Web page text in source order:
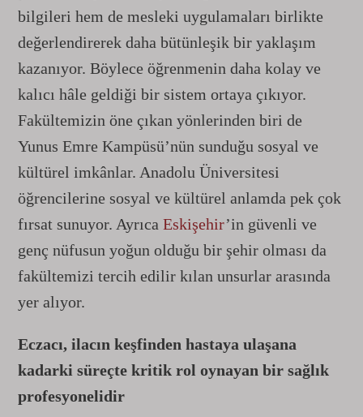
bilgileri hem de mesleki uygulamaları birlikte
değerlendirerek daha bütünleşik bir yaklaşım
kazanıyor. Böylece öğrenmenin daha kolay ve
kalıcı hâle geldiği bir sistem ortaya çıkıyor.
Fakültemizin öne çıkan yönlerinden biri de
Yunus Emre Kampüsü’nün sunduğu sosyal ve
kültürel imkânlar. Anadolu Üniversitesi
öğrencilerine sosyal ve kültürel anlamda pek çok
fırsat sunuyor. Ayrıca Eskişehir’in güvenli ve
genç nüfusun yoğun olduğu bir şehir olması da
fakültemizi tercih edilir kılan unsurlar arasında
yer alıyor.
Eczacı, ilacın keşfinden hastaya ulaşana
kadarki süreçte kritik rol oynayan bir sağlık
profesyonelidir